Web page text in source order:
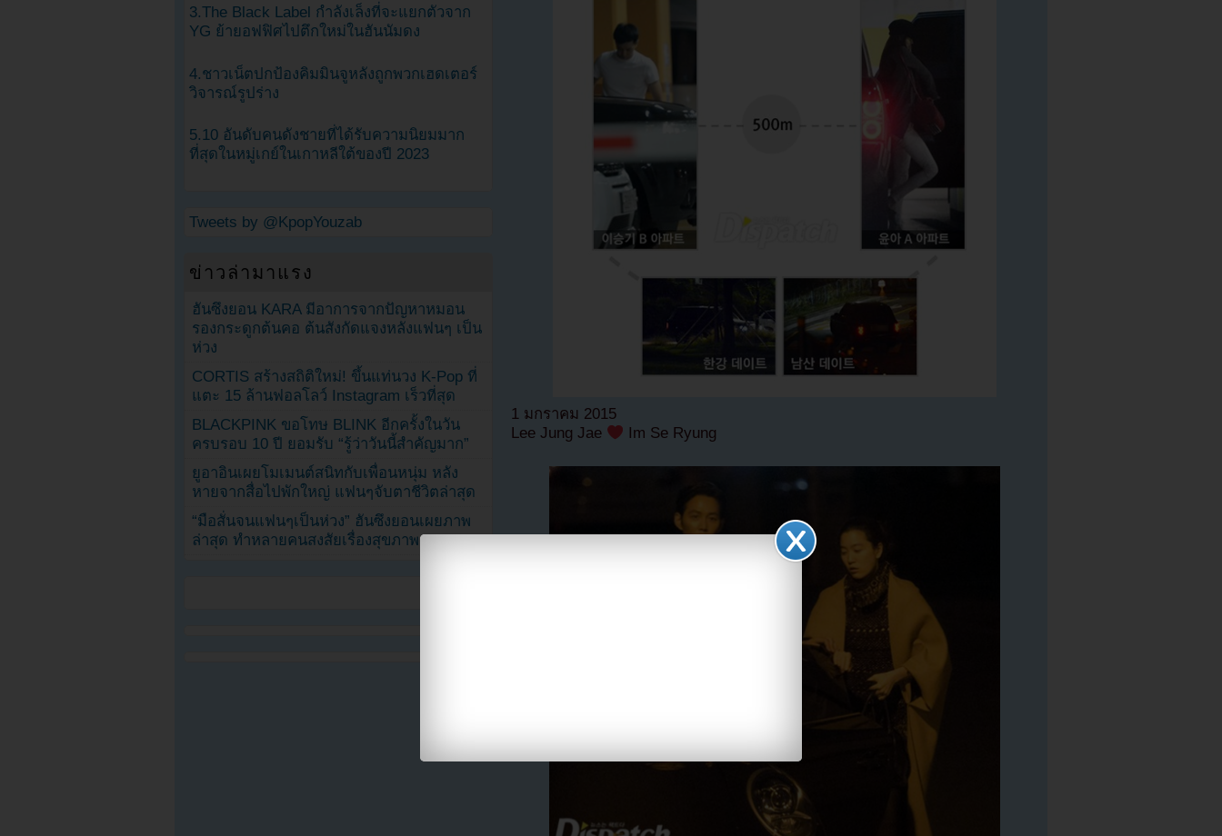
1 มกราคม 2015
Lee Jung Jae
Im Se Ryung
3.The Black Label กำลังเล็งที่จะแยกตัวจาก
YG ย้ายอฟฟิศไปตึกใหม่ในฮันนัมดง
4.ชาวเน็ตปกป้องคิมมินจูหลังถูกพวกเฮดเตอร์
วิจารณ์รูปร่าง
5.10 อันดับคนดังชายที่ได้รับความนิยมมาก
ที่สุดในหมู่เกย์ในเกาหลีใต้ของปี 2023
Tweets by @KpopYouzab
ข่าวล่ามาแรง
ฮันซึงยอน KARA มีอาการจากปัญหาหมอน
รองกระดูกต้นคอ ต้นสังกัดแจงหลังแฟนๆ เป็น
ห่วง
CORTIS สร้างสถิติใหม่! ขึ้นแท่นวง K-Pop ที่
แตะ 15 ล้านฟอลโลว์ Instagram เร็วที่สุด
BLACKPINK ขอโทษ BLINK อีกครั้งในวัน
ครบรอบ 10 ปี ยอมรับ “รู้ว่าวันนี้สำคัญมาก”
ยูอาอินเผยโมเมนต์สนิทกับเพื่อนหนุ่ม หลัง
หายจากสื่อไปพักใหญ่ แฟนๆจับตาชีวิตล่าสุด
“มือสั่นจนแฟนๆเป็นห่วง” ฮันซึงยอนเผยภาพ
ล่าสุด ทำหลายคนสงสัยเรื่องสุขภาพ